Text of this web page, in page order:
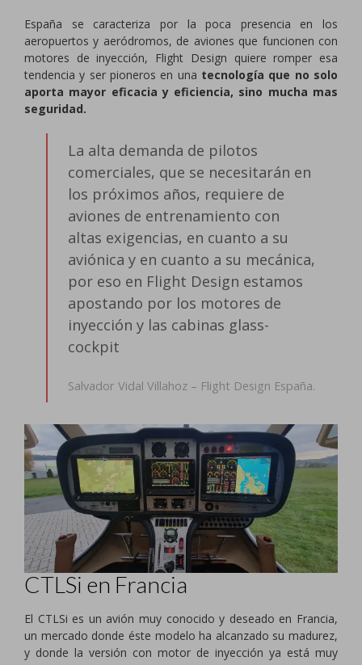
España se caracteriza por la poca presencia en los
aeropuertos y aeródromos, de aviones que funcionen con
motores de inyección, Flight Design quiere romper esa
tendencia y ser pioneros en una tecnología que no solo
aporta mayor eficacia y eficiencia, sino mucha mas
seguridad.
La alta demanda de pilotos
comerciales, que se necesitarán en
los próximos años, requiere de
aviones de entrenamiento con
altas exigencias, en cuanto a su
aviónica y en cuanto a su mecánica,
por eso en Flight Design estamos
apostando por los motores de
inyección y las cabinas glass-
cockpit
Salvador Vidal Villahoz – Flight Design España.
CTLSi en Francia
El CTLSi es un avión muy conocido y deseado en Francia,
un mercado donde éste modelo ha alcanzado su madurez,
y donde la versión con motor de inyección ya está muy